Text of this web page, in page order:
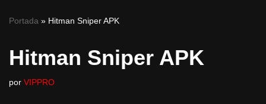
Portada » Hitman Sniper APK
Hitman Sniper APK
por VIPPRO